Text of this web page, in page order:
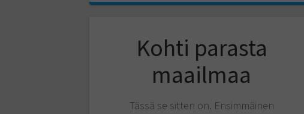
Kohti parasta
maailmaa
Tässä se sitten on. Ensimmäinen